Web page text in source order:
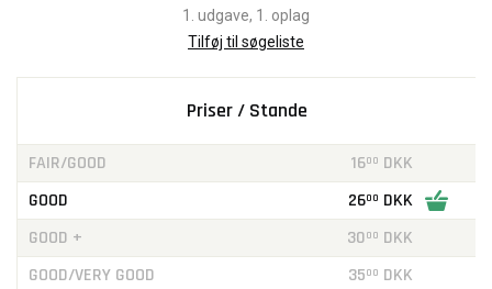
1. udgave, 1. oplag
Tilføj til søgeliste
Priser / Stande
FAIR/GOOD 1600 DKK
GOOD
2600 DKK
GOOD +
3000 DKK
GOOD/VERY GOOD
3500 DKK